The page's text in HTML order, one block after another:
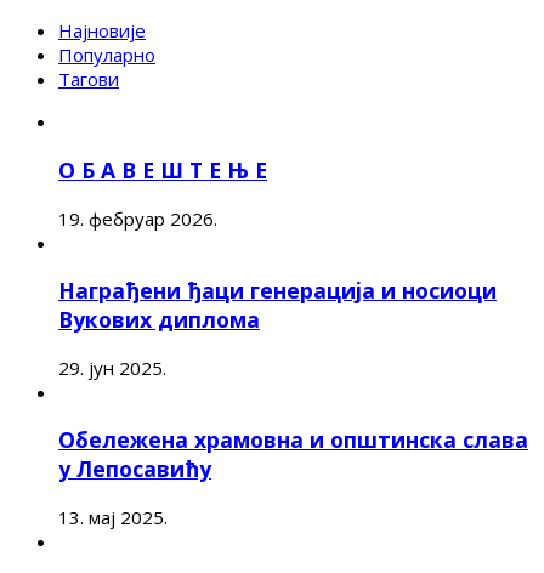
Најновије
Популарно
Тагови
О Б А В Е Ш Т Е Њ Е
19. фебруар 2026.
Награђени ђаци генерација и носиоци
Вукових диплома
29. јун 2025.
Обележена храмовна и општинска слава
у Лепосавићу
13. мај 2025.